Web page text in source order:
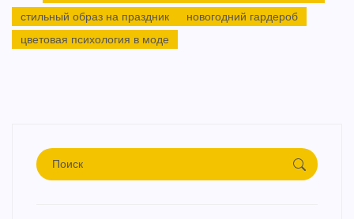
стильный образ на праздник
новогодний гардероб
цветовая психология в моде